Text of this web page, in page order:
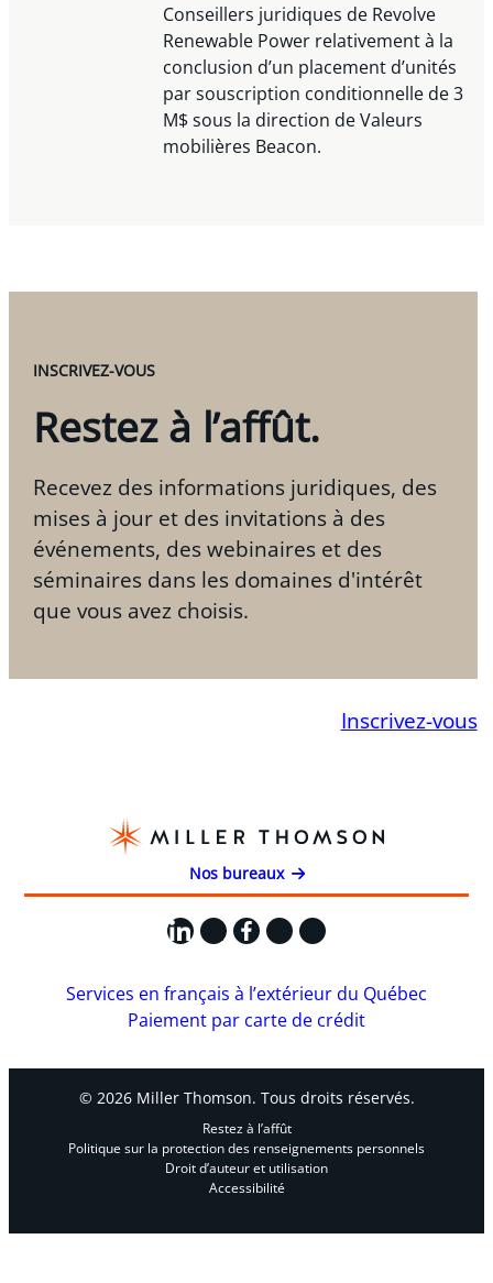
Conseillers juridiques de Revolve
Renewable Power relativement à la
conclusion d’un placement d’unités
par souscription conditionnelle de 3
M$ sous la direction de Valeurs
mobilières Beacon.
INSCRIVEZ-VOUS
Restez à l’affût.
Recevez des informations juridiques, des
mises à jour et des invitations à des
événements, des webinaires et des
séminaires dans les domaines d'intérêt
que vous avez choisis.
Inscrivez-vous
Nos bureaux
LinkedIn
X Facebook
Instagram
YouTube
Services en français à l’extérieur du Québec
Paiement par carte de crédit
© 2026 Miller Thomson. Tous droits réservés.
Restez à l’affût
Politique sur la protection des renseignements personnels
Droit d’auteur et utilisation
Accessibilité